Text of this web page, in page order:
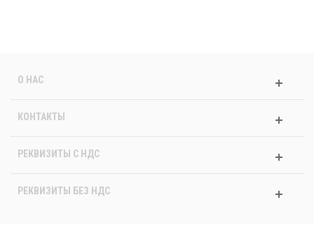
О НАС
КОНТАКТЫ
РЕКВИЗИТЫ C НДС
РЕКВИЗИТЫ БЕЗ НДС